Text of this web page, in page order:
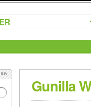
Gunilla